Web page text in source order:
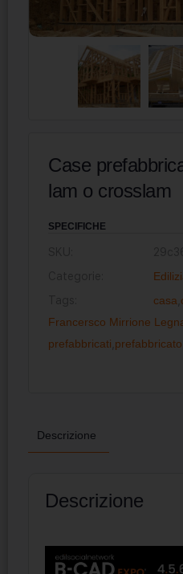
Case
lam o crosslam
SPECIFICHE
casa
Francersco Mirrione
prefabbricati prefabbricato
Descrizione
Descrizione